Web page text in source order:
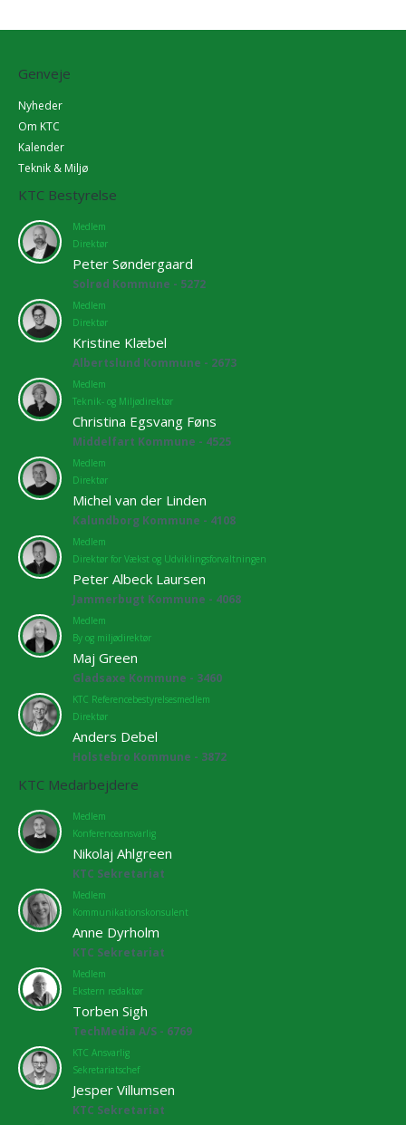
Genveje
Nyheder
Om KTC
Kalender
Teknik & Miljø
KTC Bestyrelse
Medlem
Direktør
Peter Søndergaard
Solrød Kommune - 5272
Medlem
Direktør
Kristine Klæbel
Albertslund Kommune - 2673
Medlem
Teknik- og Miljødirektør
Christina Egsvang Føns
Middelfart Kommune - 4525
Medlem
Direktør
Michel van der Linden
Kalundborg Kommune - 4108
Medlem
Direktør for Vækst og Udviklingsforvaltningen
Peter Albeck Laursen
Jammerbugt Kommune - 4068
Medlem
By og miljødirektør
Maj Green
Gladsaxe Kommune - 3460
KTC Referencebestyrelsesmedlem
Direktør
Anders Debel
Holstebro Kommune - 3872
KTC Medarbejdere
Medlem
Konferenceansvarlig
Nikolaj Ahlgreen
KTC Sekretariat
Medlem
Kommunikationskonsulent
Anne Dyrholm
KTC Sekretariat
Medlem
Ekstern redaktør
Torben Sigh
TechMedia A/S - 6769
KTC Ansvarlig
Sekretariatschef
Jesper Villumsen
KTC Sekretariat